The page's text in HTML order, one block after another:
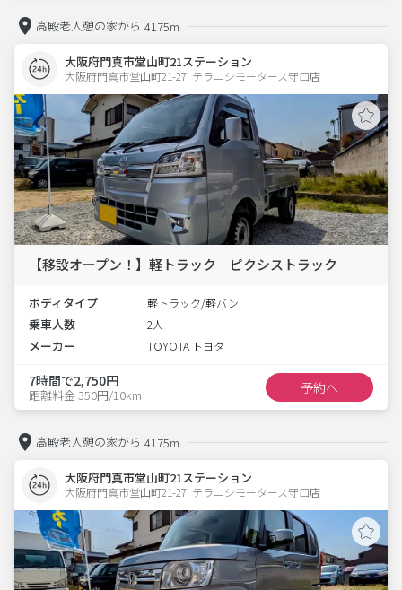
高殿老人憩の家から 4175m
大阪府門真市堂山町21ステーション
大阪府門真市堂山町21-27  テラニシモータース守口店
【移設オープン！】軽トラック ピクシストラック
ボディタイプ 軽トラック/軽バン
乗車人数 2人
メーカー TOYOTA トヨタ
7時間で2,750円
距離料金 350円/10km 予約へ
高殿老人憩の家から 4175m
大阪府門真市堂山町21ステーション
大阪府門真市堂山町21-27  テラニシモータース守口店